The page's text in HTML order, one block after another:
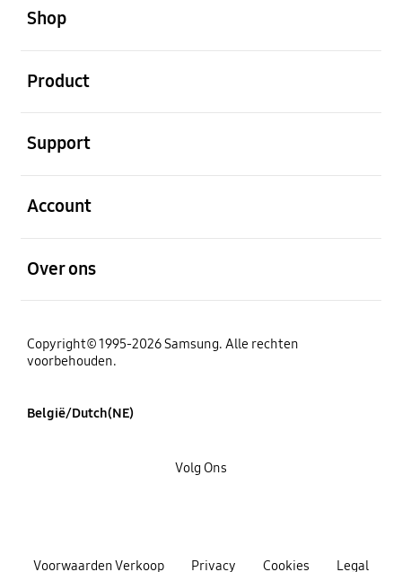
Shop
Product
Support
Account
Over ons
Copyright© 1995-2026 Samsung. Alle rechten
voorbehouden.
België/Dutch(NE)
Voorwaarden Verkoop Privacy Cookies Legal
Volg Ons